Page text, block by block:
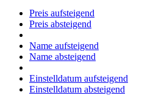
Preis aufsteigend
Preis absteigend
Name aufsteigend
Name absteigend
Einstelldatum aufsteigend
Einstelldatum absteigend